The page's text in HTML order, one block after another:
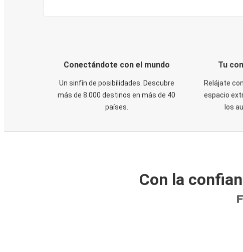
Conectándote con el mundo
Un sinfín de posibilidades. Descubre
más de 8.000 destinos en más de 40
países.
Tu
Relájate
espacio
los
Con la